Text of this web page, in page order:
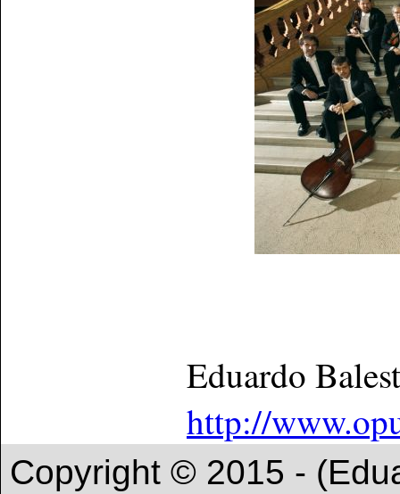
Eduardo
http://
Copyright © 2015 -